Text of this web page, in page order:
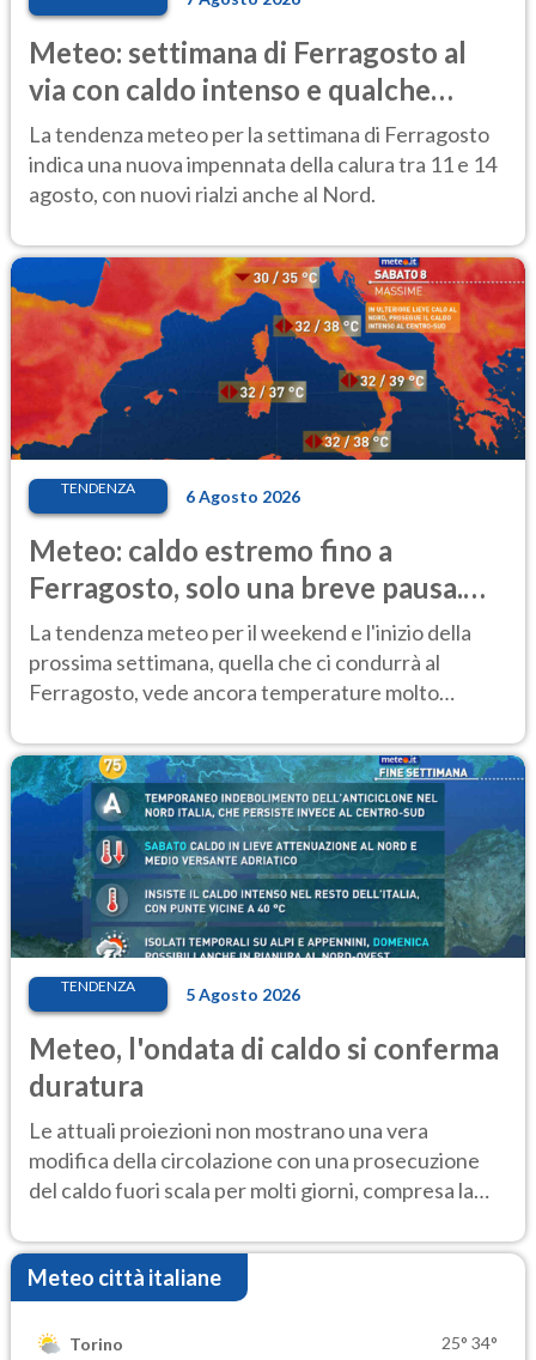
Meteo: settimana di Ferragosto al
via con caldo intenso e qualche
temporale
La tendenza meteo per la settimana di Ferragosto
indica una nuova impennata della calura tra 11 e 14
agosto, con nuovi rialzi anche al Nord.
TENDENZA 6 Agosto 2026
Meteo: caldo estremo fino a
Ferragosto, solo una breve pausa.
Ecco dove
La tendenza meteo per il weekend e l'inizio della
prossima settimana, quella che ci condurrà al
Ferragosto, vede ancora temperature molto
TENDENZA 5 Agosto 2026
Meteo, l'ondata di caldo si conferma
duratura
Le attuali proiezioni non mostrano una vera
modifica della circolazione con una prosecuzione
del caldo fuori scala per molti giorni, compresa la
Meteo città italiane
Torino 25° 34°